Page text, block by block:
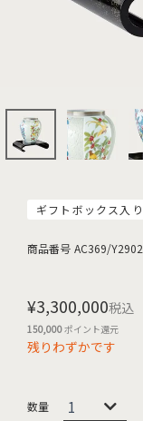
ギフトボックス入り
商品番号 AC369/Y2902
¥3,300,000税込
150,000ポイント還元
残りわずかです